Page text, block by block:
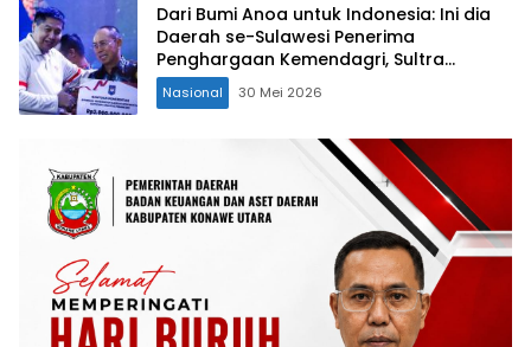
Dari Bumi Anoa untuk Indonesia: Ini dia
Daerah se-Sulawesi Penerima
Penghargaan Kemendagri, Sultra
Kategori Ke-II
Nasional 30 Mei 2026